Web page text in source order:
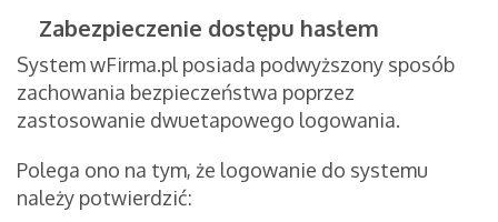
Zabezpieczenie dostępu hasłem
System wFirma.pl posiada podwyższony sposób
zachowania bezpieczeństwa poprzez
zastosowanie dwuetapowego logowania.
Polega ono na tym, że logowanie do systemu
należy potwierdzić: